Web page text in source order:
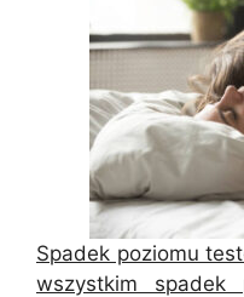
Spadek poziomu
wszystkim spadek